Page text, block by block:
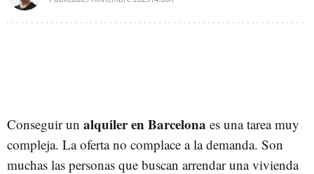
Conseguir un alquiler en Barcelona es una tarea muy
compleja. La oferta no complace a la demanda. Son
muchas las personas que buscan arrendar una vivienda